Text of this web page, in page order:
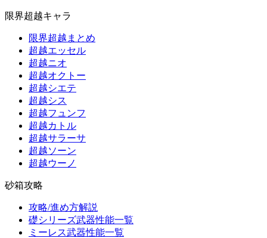
限界超越キャラ
限界超越まとめ
超越エッセル
超越ニオ
超越オクトー
超越シエテ
超越シス
超越フュンフ
超越カトル
超越サラーサ
超越ソーン
超越ウーノ
砂箱攻略
攻略/進め方解説
礎シリーズ武器性能一覧
ミーレス武器性能一覧